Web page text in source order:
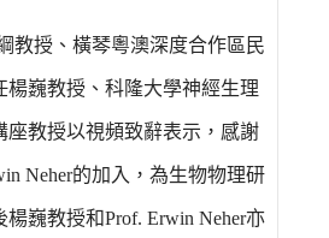
教授、橫琴粵澳深度合作區民
巍教授、科隆大學神經生理
座教授以視頻致辭表示，感謝
Neher的加入，為生物物理研
巍教授和Prof. Erwin Neher亦